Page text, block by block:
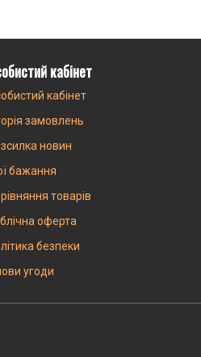
кабінет
кабінет
замовлень
новин
бажання
товарів
оферта
безпеки
угоди